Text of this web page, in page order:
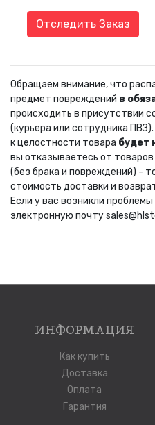
Отследить Заказ
Обращаем внимание, что
предмет повреждений в
происходить в присутствии
(курьера или сотрудника
к целостности товара будет
вы отказываетесь от товаров
(без брака и повреждений) -
стоимость доставки и
Если у вас возникли
электронную почту
ИНФОРМАЦИЯ
Как купить
Доставка
Оплата
Гарантия